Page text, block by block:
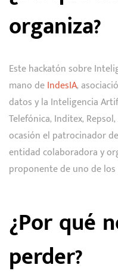
organiza?
Este hackatón sobre
mano deIndesIA,
datos y la Inteligencia
Telefónica, Inditex,
ocasión el patrocinador
entidad colaboradora y
proponente de uno de
¿Por qué
perder?